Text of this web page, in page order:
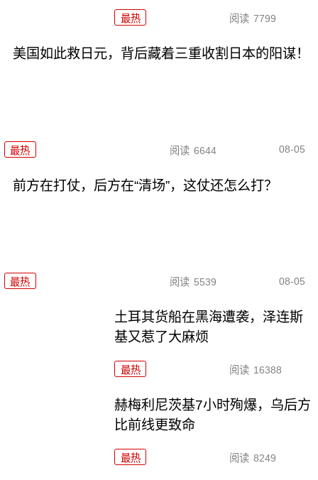
最热 阅读 7799
美国如此救日元，背后藏着三重收割日本的阳谋！
最热 阅读 6644 08-05
前方在打仗，后方在“清场”，这仗还怎么打？
最热 阅读 5539 08-05
土耳其货船在黑海遭袭，泽连斯
基又惹了大麻烦
最热 阅读 16388
赫梅利尼茨基7小时殉爆，乌后方
比前线更致命
最热 阅读 8249